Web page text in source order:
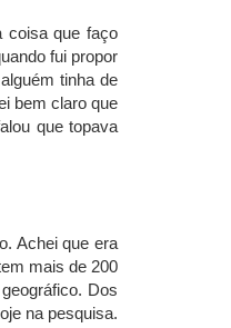
coisa que faço
fui propor
tinha de
bem claro que
que topava
Achei que era
mais de 200
Dos
na pesquisa.